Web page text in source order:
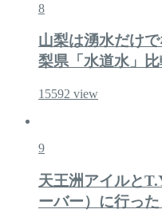
8
山梨は湧水だけ
梨県「水道水」
15592 view
9
天王洲アイルと
ーバー）に行っ